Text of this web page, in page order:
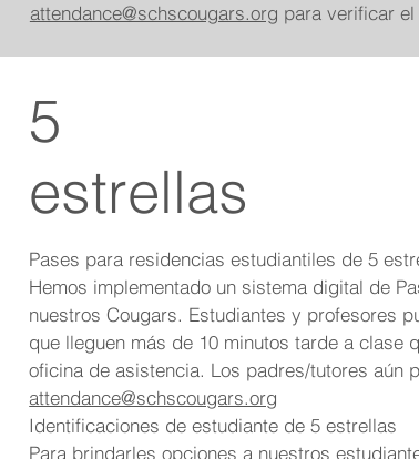
attendance@schscougars.org para verificar el
5
estrellas
Pases para residencias estudiantiles de 5
Hemos implementado un sistema digital de
nuestros Cougars. Estudiantes y profesores
que lleguen más de 10 minutos tarde a clase
oficina de asistencia. Los padres/tutores aún
attendance@schscougars.org
Identificaciones de estudiante de 5 estrellas
Para brindarles opciones a nuestros